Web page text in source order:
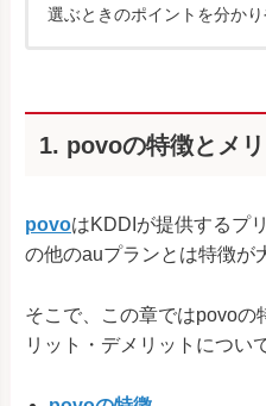
選ぶときのポイントを分かり
1. povoの特徴とメ
povoはKDDIが提供するプ
の他のauプランとは特徴が
そこで、この章ではpovoの
リット・デメリットについ